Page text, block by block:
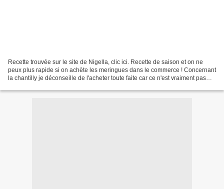
Recette trouvée sur le site de Nigella, clic ici. Recette de saison et on ne
peux plus rapide si on achète les meringues dans le commerce ! Concernant
la chantilly je déconseille de l'acheter toute faite car ce n'est vraiment pas